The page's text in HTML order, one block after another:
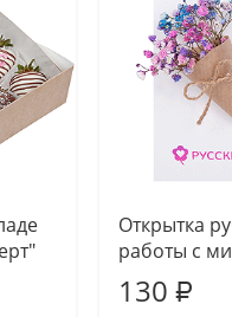
Открытка
работы с
130 ₽